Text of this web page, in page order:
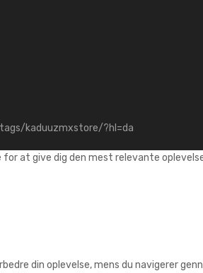
kaduuzmxstore/?hl=da
for at give dig den mest relevante
din oplevelse, mens du navigerer